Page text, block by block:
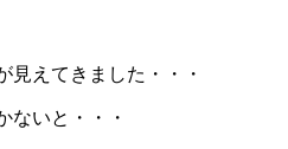
見えてきました・・・
ないと・・・